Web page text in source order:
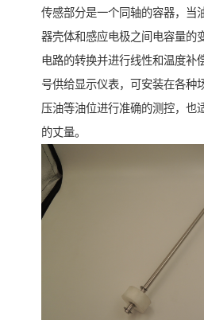
传感部分是一个同轴的容器，当
器壳体和感应电极之间电容量的
电路的转换并进行线性和温度补
号供给显示仪表，可安装在各种
压油等油位进行准确的测控，也
的丈量。